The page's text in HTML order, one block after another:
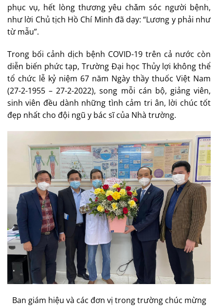
phục vụ, hết lòng thương yêu chǎm sóc người bệnh,
như lời Chủ tịch Hồ Chí Minh đã dạy: “Lương y phải như
từ mẫu”.
Trong bối cảnh dịch bệnh COVID-19 trên cả nước còn
diễn biến phức tạp, Trường Đại học Thủy lợi không thể
tổ chức lễ kỷ niệm 67 năm Ngày thầy thuốc Việt Nam
(27-2-1955 – 27-2-2022), song mỗi cán bộ, giảng viên,
sinh viên đều dành những tình cảm tri ân, lời chúc tốt
đẹp nhất cho đội ngũ y bác sĩ của Nhà trường.
Ban giám hiệu và các đơn vị trong trường chúc mừng